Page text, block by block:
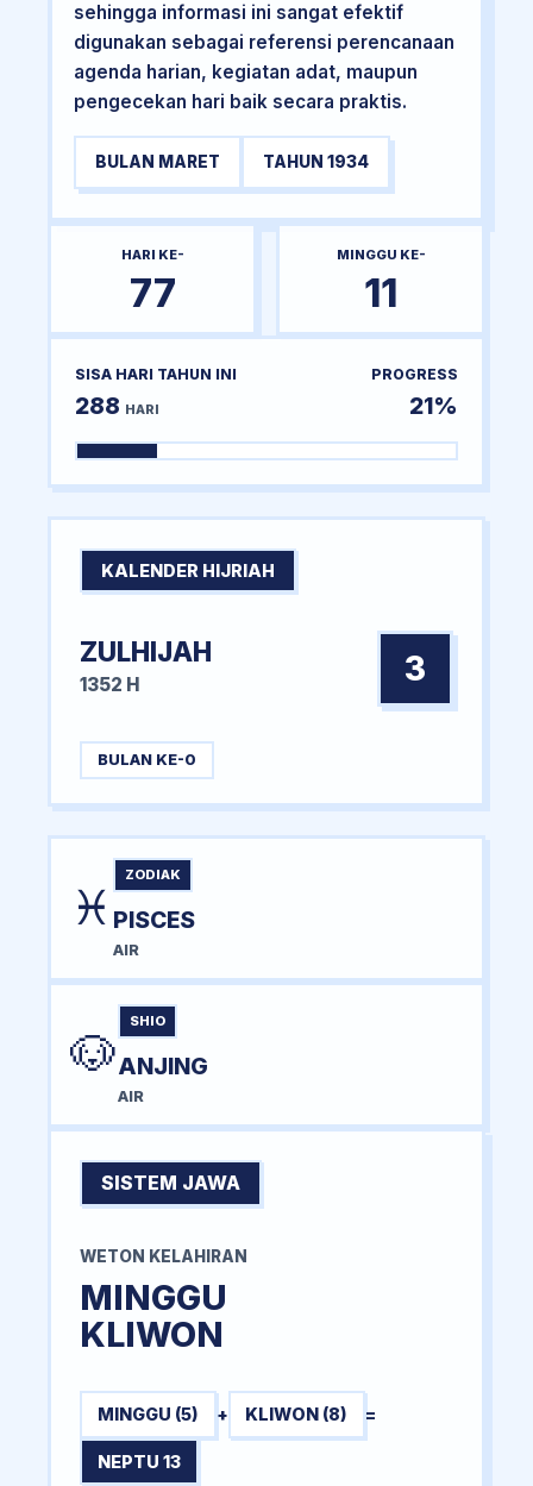
sehingga informasi ini sangat efektif
digunakan sebagai referensi perencanaan
agenda harian, kegiatan adat, maupun
pengecekan hari baik secara praktis.
BULAN MARET TAHUN 1934
HARI KE-
77
MINGGU KE-
11
SISA HARI TAHUN INI
288 HARI
PROGRESS
21%
KALENDER HIJRIAH
ZULHIJAH
1352 H 3
BULAN KE-0
♓
ZODIAK
PISCES
AIR
🐶
SHIO
ANJING
AIR
SISTEM JAWA
WETON KELAHIRAN
MINGGU
KLIWON
MINGGU (5) + KLIWON (8) =
NEPTU 13